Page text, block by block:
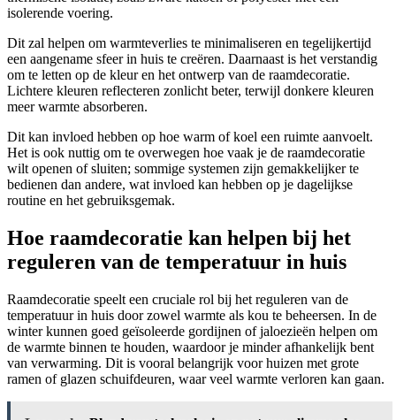
isolerende voering.
Dit zal helpen om warmteverlies te minimaliseren en tegelijkertijd
een aangename sfeer in huis te creëren. Daarnaast is het verstandig
om te letten op de kleur en het ontwerp van de raamdecoratie.
Lichtere kleuren reflecteren zonlicht beter, terwijl donkere kleuren
meer warmte absorberen.
Dit kan invloed hebben op hoe warm of koel een ruimte aanvoelt.
Het is ook nuttig om te overwegen hoe vaak je de raamdecoratie
wilt openen of sluiten; sommige systemen zijn gemakkelijker te
bedienen dan andere, wat invloed kan hebben op je dagelijkse
routine en het gebruiksgemak.
Hoe raamdecoratie kan helpen bij het
reguleren van de temperatuur in huis
Raamdecoratie speelt een cruciale rol bij het reguleren van de
temperatuur in huis door zowel warmte als kou te beheersen. In de
winter kunnen goed geïsoleerde gordijnen of jaloezieën helpen om
de warmte binnen te houden, waardoor je minder afhankelijk bent
van verwarming. Dit is vooral belangrijk voor huizen met grote
ramen of glazen schuifdeuren, waar veel warmte verloren kan gaan.